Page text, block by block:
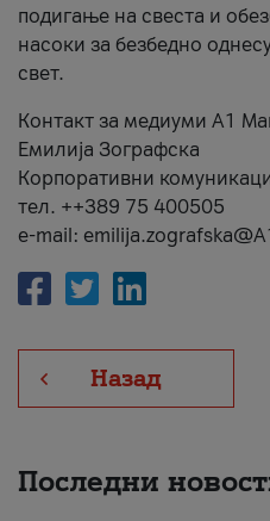
подигање на свеста и
насоки за безбедно
свет.
Контакт за медиуми А1
Емилија Зографска
Корпоративни
тел. ++389 75 400505
e-mail:
Назад
Последни